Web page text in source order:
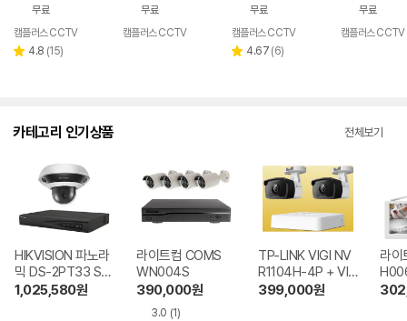
무료
캠플러스 CCTV
별 4.8 리
(15)
무료
캠플러스 CCTV
무료
캠플러스 CCTV
별 4.67 리
(6)
무료
캠플러스 CCTV
카테고리 인기상품 전체보기
HIKVISION 파노라
믹 DS-2PT33 ST
COM + Pro Serie
1,025,580원
라이트컴 COMS
WN004S
390,000원
3.0 (1)
TP-LINK VIGI NV
R1104H-4P + VIG
I C340i
399,000원
라이